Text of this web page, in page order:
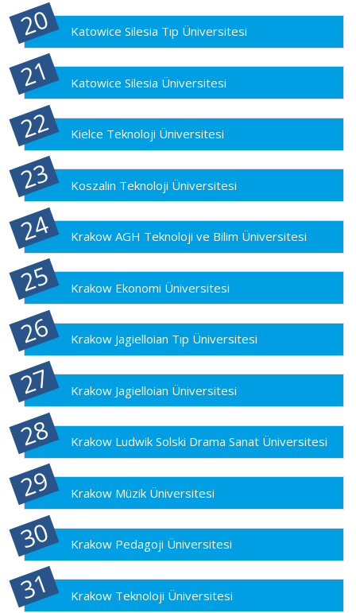
Katowice Silesia Tıp Üniversitesi
Katowice Silesia Üniversitesi
Kielce Teknoloji Üniversitesi
Koszalin Teknoloji Üniversitesi
Krakow AGH Teknoloji ve Bilim Üniversitesi
Krakow Ekonomi Üniversitesi
Krakow Jagielloian Tıp Üniversitesi
Krakow Jagielloian Üniversitesi
Krakow Ludwik Solski Drama Sanat Üniversitesi
Krakow Müzik Üniversitesi
Krakow Pedagoji Üniversitesi
Krakow Teknoloji Üniversitesi